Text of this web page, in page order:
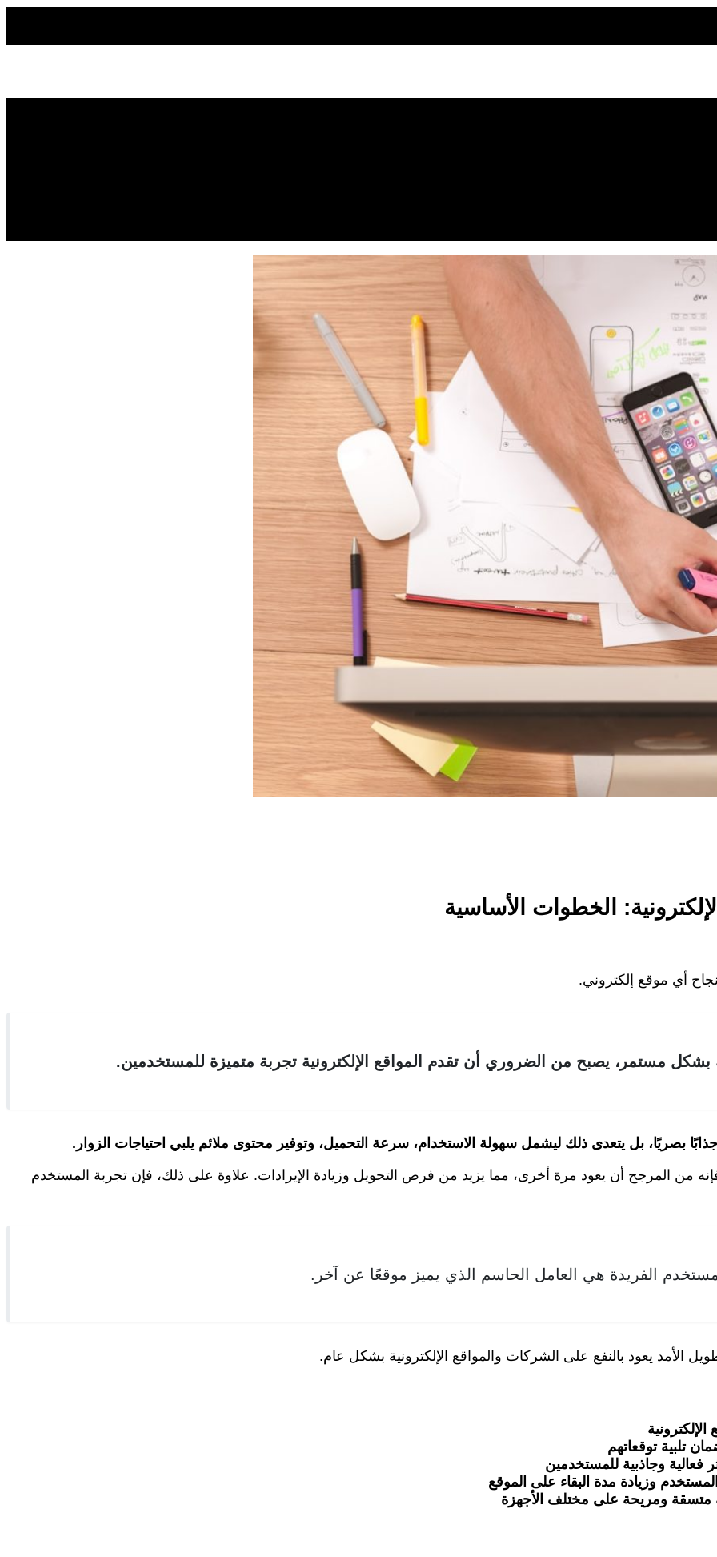
الخطوات الأساسية
بشكل مستمر، يصبح من الضروري أن تقدم المواقع الإلكترونية تجربة متميزة للمستخدمين.
بصريًا، بل يتعدى ذلك ليشمل سهولة الاستخدام، سرعة التحميل، وتوفير محتوى ملائم يلبي احتياجات الزوار.
من المرجح أن يعود مرة أخرى، مما يزيد من فرص التحويل وزيادة الإيرادات. علاوة على ذلك، فإن تجربة المستخدم
الفريدة هي العامل الحاسم الذي يميز موقعًا عن آخر.
الأمد يعود بالنفع على الشركات والمواقع الإلكترونية بشكل عام.
تلبية توقعاتهم
وجاذبية للمستخدمين
وزيادة مدة البقاء على الموقع
ومريحة على مختلف الأجهزة